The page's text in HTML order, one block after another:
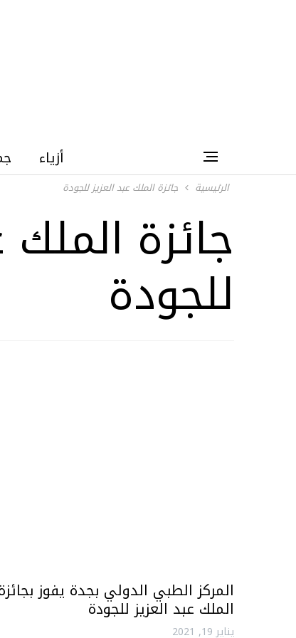
أزياء
الرئيسية جائزة الملك عبد العزيز للجودة
جائزة الملك
للجودة
المركز الطبي الدولي بجدة يفوز
الملك عبد العزيز للجودة
يناير 19, 2021